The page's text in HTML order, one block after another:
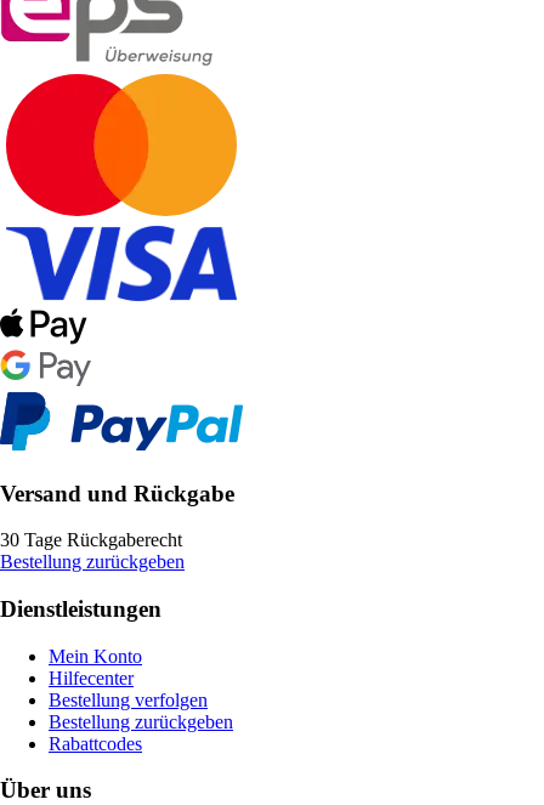
Versand und Rückgabe
30 Tage Rückgaberecht
Bestellung zurückgeben
Dienstleistungen
Mein Konto
Hilfecenter
Bestellung verfolgen
Bestellung zurückgeben
Rabattcodes
Über uns